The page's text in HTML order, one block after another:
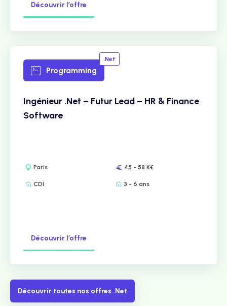
Découvrir l’offre
Programming
.Net
Ingénieur .Net – Futur Lead – HR & Finance
Software
Paris 45 - 58 K€
CDI 3 - 6 ans
Découvrir l’offre
Découvrir toutes nos offres .Net